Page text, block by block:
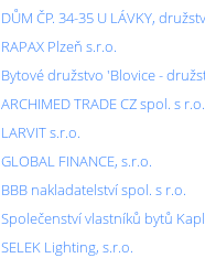
DŮM ČP. 34-35 U LÁVKY,
RAPAX Plzeň s.r.o.
Bytové družstvo 'Blovice -
ARCHIMED TRADE CZ spol. s r.o.
LARVIT s.r.o.
GLOBAL FINANCE, s.r.o.
BBB nakladatelství spol. s r.o.
Společenství vlastníků bytů
SELEK Lighting, s.r.o.